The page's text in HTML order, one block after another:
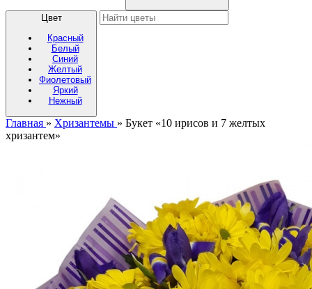
Цвет
Красный
Белый
Синий
Желтый
Фиолетовый
Яркий
Нежный
Главная » Хризантемы » Букет «10 ирисов и 7 желтых
хризантем»